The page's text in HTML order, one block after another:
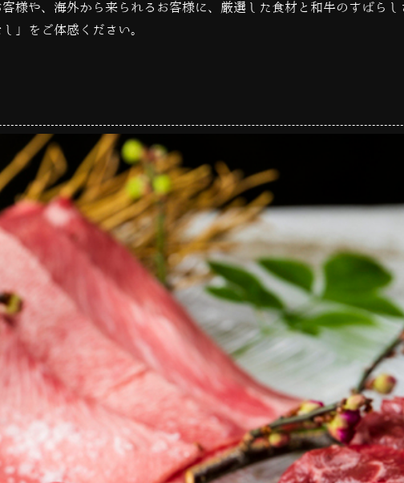
様や、海外から来られるお客様に、厳選した食材と和牛のすばらし
」をご体感ください。